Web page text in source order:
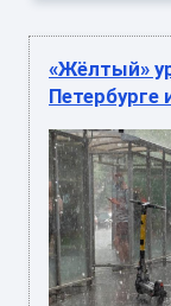
«Жёлтый»